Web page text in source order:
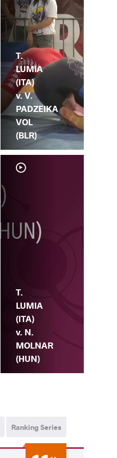
T.
LUMIA
(ITA)
v. V.
PADZEIKA
VOL
(BLR)
T.
LUMIA
(ITA)
v. N.
MOLNAR
(HUN)
Ranking Series